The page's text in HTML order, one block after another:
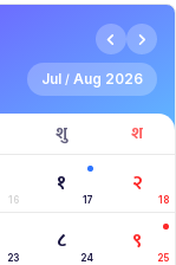
Jul / Aug 2026
शु श
16
१
17
२
18
23
८
24
९
25